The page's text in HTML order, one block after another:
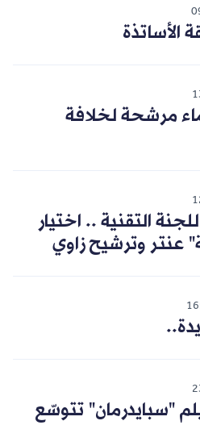
الأساتذة
مرشحة لخلافة
التقنية .. اختيار
عنتر وترشيح زاوي
"سبايدرمان" تتوسّع